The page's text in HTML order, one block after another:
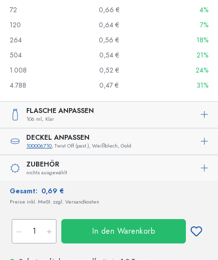
72
0,66 €
4%
120
0,64 €
7%
264
0,56 €
18%
504
0,54 €
21%
1.008
0,52 €
24%
4.788
0,47 € 31%
FLASCHE ANPASSEN
106 ml, Klar
DECKEL ANPASSEN
100006710, Twist Off (past.), Weißblech, Gold
ZUBEHÖR
nichts ausgewählt
Gesamt: 0,69 €
Preise inkl. MwSt. zzgl. Versandkosten
In den Warenkorb